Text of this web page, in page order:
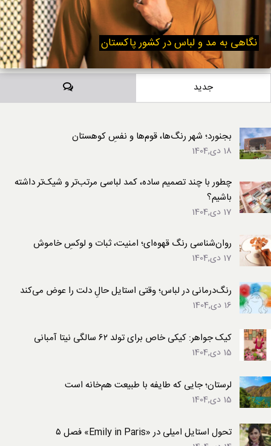
نگاهی به مد و لباس در کشور پاکستان
جدید دیدگاه‌ها
بجنورد؛ شهر رنگ‌ها، قوم‌ها و نفسِ کوهستان
18 دی,1404
چطور با چند تصمیم ساده، کمد لباسی مرتب‌تر و شیک‌تر داشته
باشیم؟
17 دی,1404
روان‌شناسی رنگ قهوه‌ای؛ امنیت، ثبات و لوکسِ خاموش
17 دی,1404
رنگ‌درمانی در لباس؛ وقتی استایل حالِ دلت را عوض می‌کند
16 دی,1404
کیک جواهر: کیکی خاص برای تولد ۶۲ سالگی نیتا آمبانی
15 دی,1404
لرستان؛ جایی که طایفه با طبیعت هم‌خانه است
15 دی,1404
تحول استایل امیلی در «Emily in Paris» فصل ۵